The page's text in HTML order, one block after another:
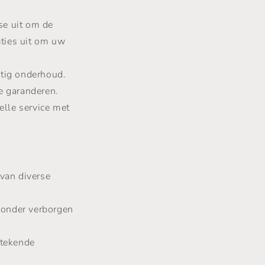
uit om de
uit om uw
onderhoud.
service met
diverse
verborgen